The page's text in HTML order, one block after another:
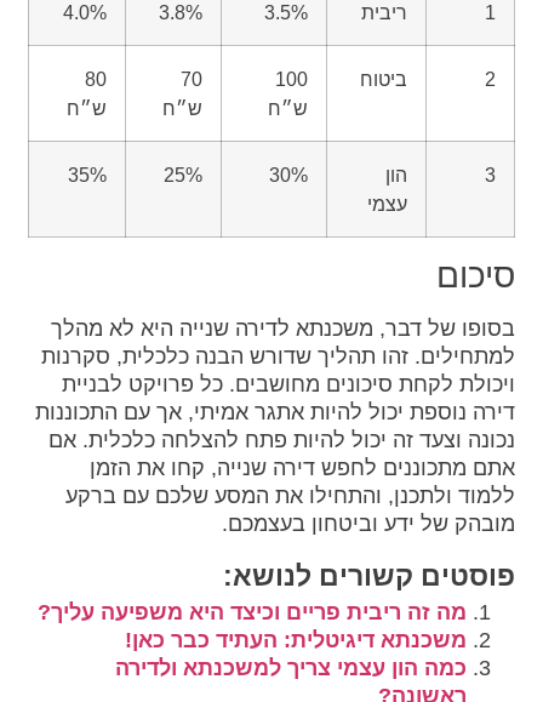
1 ריבית 3.5%
3.8%
4.0%
2 ביטוח
100
ש״ח
70
ש״ח
80
ש״ח
3
הון
עצמי
30%
25%
35%
סיכום
בסופו של דבר, משכנתא לדירה שנייה היא לא מהלך
למתחילים. זהו תהליך שדורש הבנה כלכלית, סקרנות
ויכולת לקחת סיכונים מחושבים. כל פרויקט לבניית
דירה נוספת יכול להיות אתגר אמיתי, אך עם התכוננות
נכונה וצעד זה יכול להיות פתח להצלחה כלכלית. אם
אתם מתכוננים לחפש דירה שנייה, קחו את הזמן
ללמוד ולתכנן, והתחילו את המסע שלכם עם ברקע
מובהק של ידע וביטחון בעצמכם.
פוסטים קשורים לנושא:
מה זה ריבית פריים וכיצד היא משפיעה עליך?
משכנתא דיגיטלית: העתיד כבר כאן!
כמה הון עצמי צריך למשכנתא ולדירה
ראשונה?